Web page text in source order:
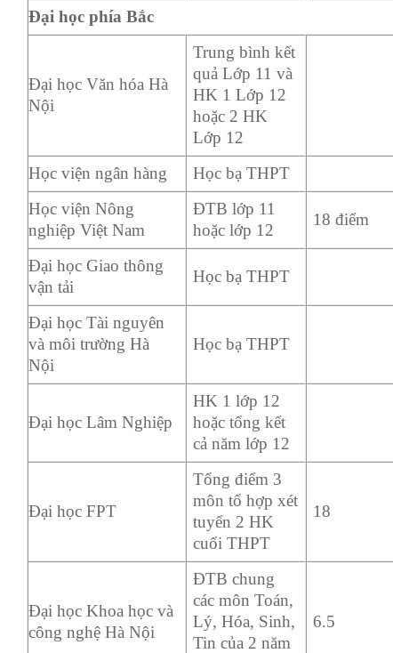
Đại học phía Bắc
Đại học Văn hóa Hà
Nội
Trung bình kết
quả Lớp 11 và
HK 1 Lớp 12
hoặc 2 HK
Lớp 12
Học viện ngân hàng Học bạ THPT
Học viện Nông
nghiệp Việt Nam
ĐTB lớp 11
hoặc lớp 12
18 điểm
Đại học Giao thông
vận tải
Học bạ THPT
Đại học Tài nguyên
và môi trường Hà
Nội
Học bạ THPT
Đại học Lâm Nghiệp
HK 1 lớp 12
hoặc tổng kết
cả năm lớp 12
Đại học FPT
Tổng điểm 3
môn tổ hợp xét
tuyển 2 HK
cuối THPT
18
Đại học Khoa học và
công nghệ Hà Nội
ĐTB chung
các môn Toán,
Lý, Hóa, Sinh,
Tin của 2 năm
6.5